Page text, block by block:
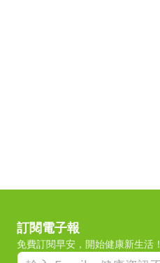
訂閱電子報
免費訂閱早安，開始健康新生活！